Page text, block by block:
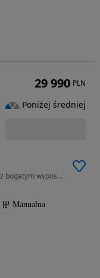
1598 cm3 • 136 KM • Niski przebieg! Zadbana z bogatym wyposażeniem
Manualna
29 990 PLN
Poniżej średniej